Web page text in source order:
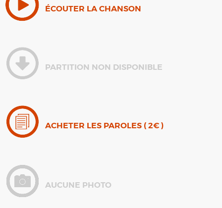
ÉCOUTER LA CHANSON
PARTITION NON DISPONIBLE
ACHETER LES PAROLES ( 2€ )
AUCUNE PHOTO